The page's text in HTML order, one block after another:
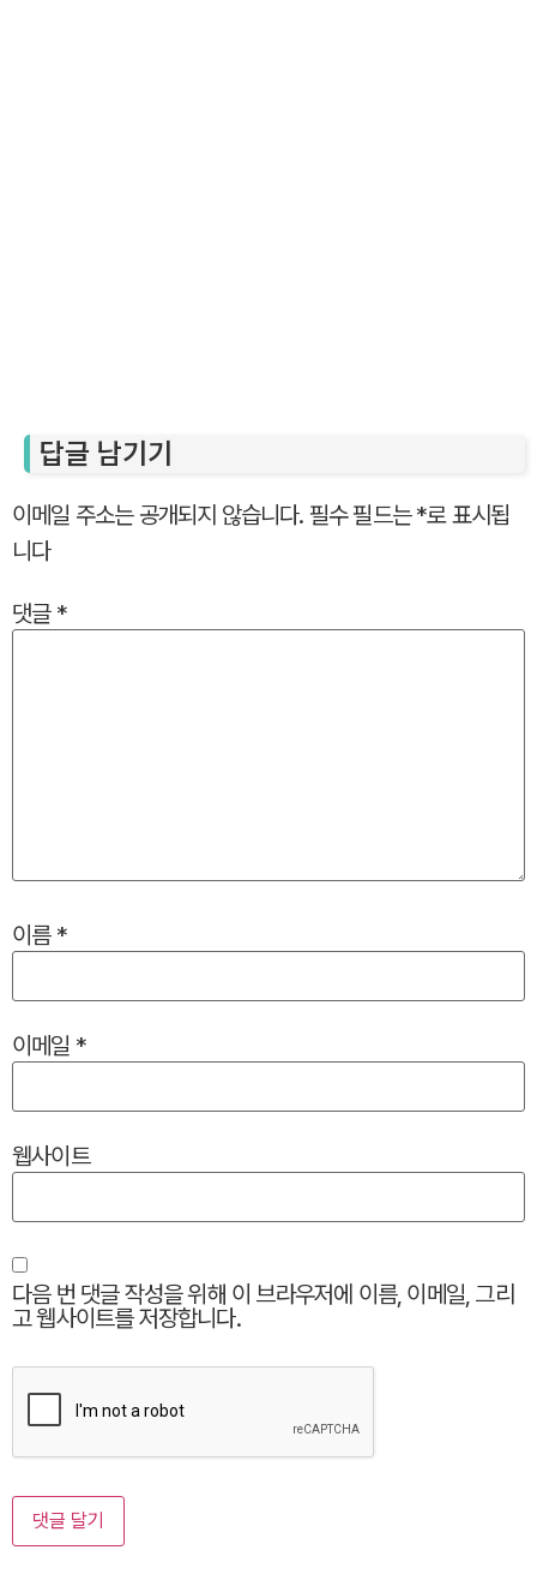
답글 남기기
이메일 주소는 공개되지 않습니다. 필수 필드는*로 표시됩
니다
댓글 *
이름 *
이메일 *
웹사이트
다음 번 댓글 작성을 위해 이 브라우저에 이름, 이메일, 그리
고 웹사이트를 저장합니다.